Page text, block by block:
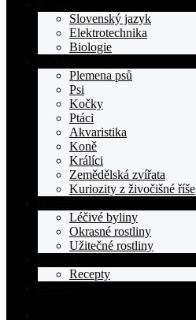
Slovenský jazyk
Elektrotechnika
Biologie
Plemena psů
Psi
Kočky
Ptáci
Akvaristika
Koně
Králíci
Zemědělská zvířata
Kuriozity z živočišné říše
Léčivé byliny
Okrasné rostliny
Užitečné rostliny
Recepty